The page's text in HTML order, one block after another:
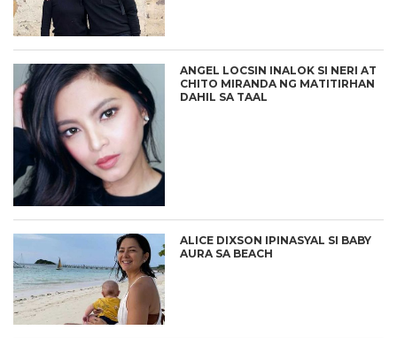
ANGEL LOCSIN INALOK SI NERI AT
CHITO MIRANDA NG MATITIRHAN
DAHIL SA TAAL
ALICE DIXSON IPINASYAL SI BABY
AURA SA BEACH